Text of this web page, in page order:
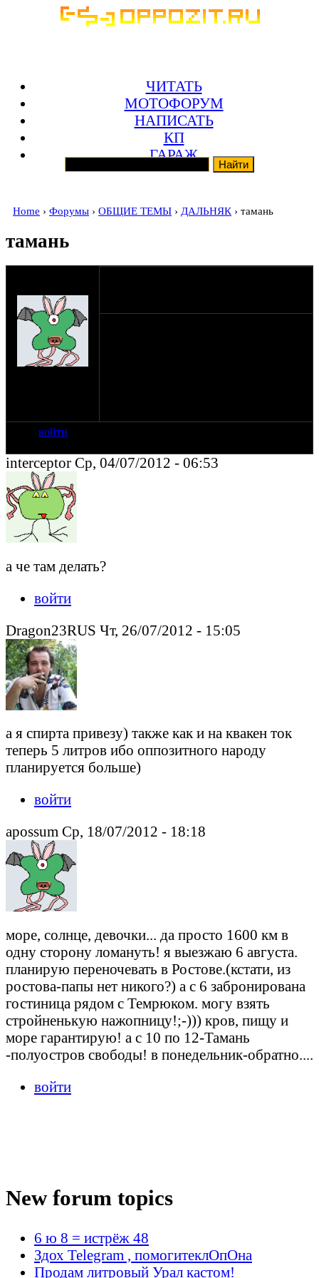
ЧИТАТЬ
МОТОФОРУМ
НАПИСАТЬ
КП
ГАРАЖ
Home › Форумы › ОБЩИЕ ТЕМЫ › ДАЛЬНЯК › тамань
тамань
войти
interceptor Ср, 04/07/2012 - 06:53
а че там делать?
войти
Dragon23RUS Чт, 26/07/2012 - 15:05
а я спирта привезу) также как и на квакен ток
теперь 5 литров ибо оппозитного народу
планируется больше)
войти
apossum Ср, 18/07/2012 - 18:18
море, солнце, девочки... да просто 1600 км в
одну сторону ломануть! я выезжаю 6 августа.
планирую переночевать в Ростове.(кстати, из
ростова-папы нет никого?) а с 6 забронирована
гостиница рядом с Темрюком. могу взять
стройненькую нажопницу!;-))) кров, пищу и
море гарантирую! а с 10 по 12-Тамань
-полуостров свободы! в понедельник-обратно....
войти
New forum topics
6 ю 8 = истрёж 48
Здох Telegram , помогитеклОпОна
Продам литровый Урал кастом!